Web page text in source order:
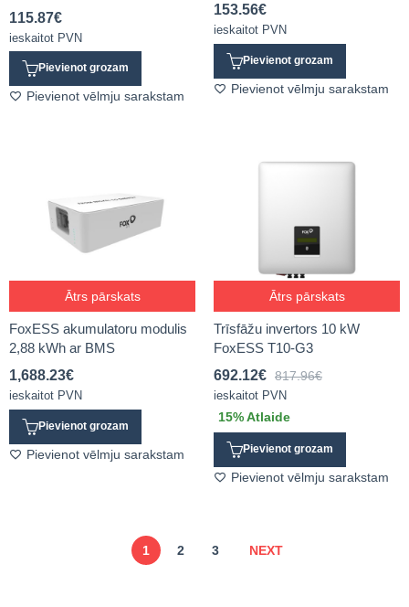
115.87€
ieskaitot PVN
Pievienot grozam
Pievienot vēlmju sarakstam
153.56€
ieskaitot PVN
Pievienot grozam
Pievienot vēlmju sarakstam
Ātrs pārskats
FoxESS akumulatoru modulis
2,88 kWh ar BMS
1,688.23€
ieskaitot PVN
Pievienot grozam
Pievienot vēlmju sarakstam
Ātrs pārskats
Trīsfāžu invertors 10 kW
FoxESS T10-G3
692.12€ 817.96€
ieskaitot PVN
15% Atlaide
Pievienot grozam
Pievienot vēlmju sarakstam
1 2 3 NEXT